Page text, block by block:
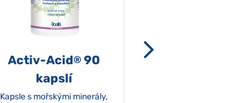
Activ-Acid®90
kapslí
Kapsle s mořskými minerály,